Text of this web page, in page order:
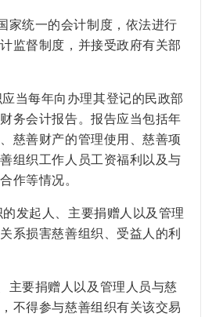
家统一的会计制度，依法进行
监督制度，并接受政府有关部
当每年向办理其登记的民政部
务会计报告。报告应当包括年
慈善财产的管理使用、慈善项
组织工作人员工资福利以及与
作等情况。
发起人、主要捐赠人以及管理
系损害慈善组织、受益人的利
主要捐赠人以及管理人员与慈
不得参与慈善组织有关该交易